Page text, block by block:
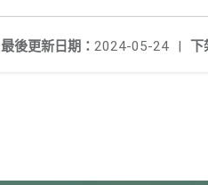
下
最後更新日期： 2024-05-24 |